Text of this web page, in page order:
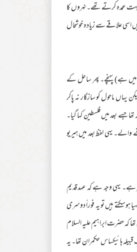
عمدہ کرتے تھے۔نہروں کا
اسی علاقے سے زیادہ خوشحال
میں ہے) پہنچے۔ پھر ساحل کے
ماحول کو سازگار نہ پاکر
بعد میں فلسطین کہا گیا۔
یہی لفظ بعد میں ہیریو
ہے۔ یہی وجہ ہے کہ عہد قدیم
ہوسکتے ہیں تو یہ فوراً دوسری
حضرت ابراہیم علیہ السلام
ہائیکساس حکمران تھا۔ یہ